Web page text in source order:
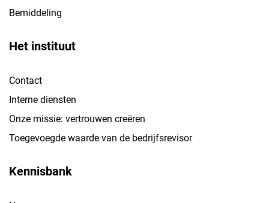
Bemiddeling
Het instituut
Contact
Interne diensten
Onze missie: vertrouwen creëren
Toegevoegde waarde van de bedrijfsrevisor
Kennisbank